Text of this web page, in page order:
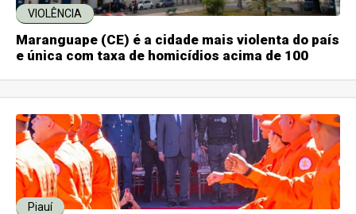
VIOLÊNCIA
Maranguape (CE) é a cidade mais violenta do país
e única com taxa de homicídios acima de 100
Piauí